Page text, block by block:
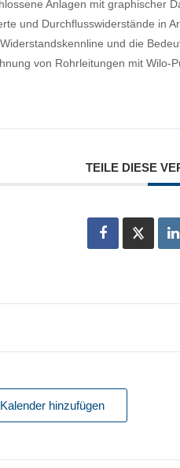
Anlagen mit graphischer
und Durchflusswiderstände in
und die
von Rohrleitungen mit Wilo-
TEILE DIESE
hinzufügen